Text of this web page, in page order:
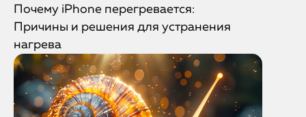
Почему iPhone перегревается:
Причины и решения для устранения
нагрева